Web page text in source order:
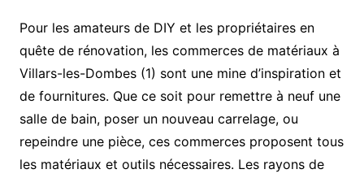
Pour les amateurs de DIY et les propriétaires en
quête de rénovation, les commerces de matériaux à
Villars-les-Dombes (1) sont une mine d’inspiration et
de fournitures. Que ce soit pour remettre à neuf une
salle de bain, poser un nouveau carrelage, ou
repeindre une pièce, ces commerces proposent tous
les matériaux et outils nécessaires. Les rayons de